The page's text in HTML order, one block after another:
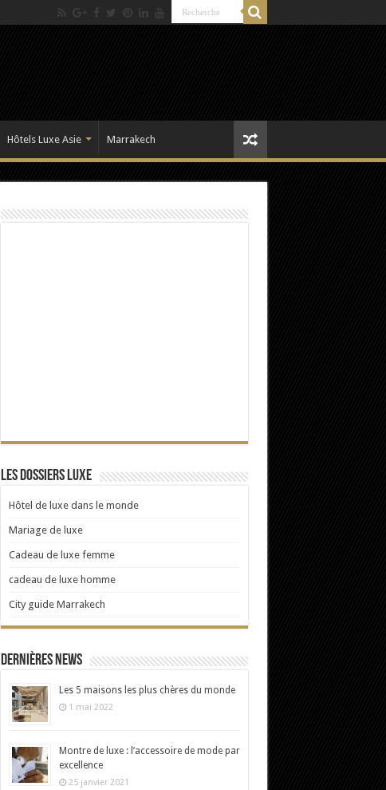
Hôtels Luxe Asie Marrakech
Les dossiers Luxe
Hôtel de luxe dans le monde
Mariage de luxe
Cadeau de luxe femme
cadeau de luxe homme
City guide Marrakech
Dernières news
Les 5 maisons les plus chères du monde
1 mai 2022
Montre de luxe : l’accessoire de mode par
excellence
25 janvier 2021